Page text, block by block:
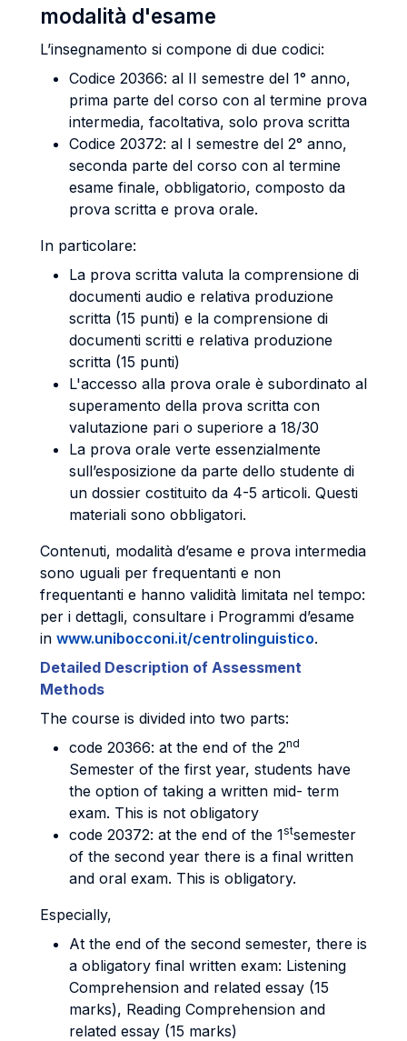
modalità d'esame
L’insegnamento si compone di due codici:
Codice 20366: al II semestre del 1° anno,
prima parte del corso con al termine prova
intermedia, facoltativa, solo prova scritta
Codice 20372: al I semestre del 2° anno,
seconda parte del corso con al termine
esame finale, obbligatorio, composto da
prova scritta e prova orale.
In particolare:
La prova scritta valuta la comprensione di
documenti audio e relativa produzione
scritta (15 punti) e la comprensione di
documenti scritti e relativa produzione
scritta (15 punti)
L'accesso alla prova orale è subordinato al
superamento della prova scritta con
valutazione pari o superiore a 18/30
La prova orale verte essenzialmente
sull’esposizione da parte dello studente di
un dossier costituito da 4-5 articoli. Questi
materiali sono obbligatori.
Contenuti, modalità d’esame e prova intermedia
sono uguali per frequentanti e non
frequentanti e hanno validità limitata nel tempo:
per i dettagli, consultare i Programmi d’esame
in www.unibocconi.it/centrolinguistico.
Detailed Description of Assessment
Methods
The course is divided into two parts:
code 20366: at the end of the 2nd
Semester of the first year, students have
the option of taking a written mid- term
exam. This is not obligatory
code 20372: at the end of the 1stsemester
of the second year there is a final written
and oral exam. This is obligatory.
Especially,
At the end of the second semester, there is
a obligatory final written exam: Listening
Comprehension and related essay (15
marks), Reading Comprehension and
related essay (15 marks)